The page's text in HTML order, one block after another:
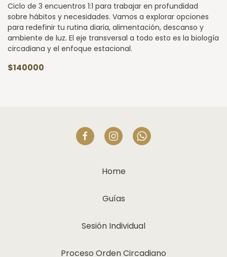
Ciclo de 3 encuentros 1:1 para trabajar en profundidad
sobre hábitos y necesidades. Vamos a explorar opciones
para redefinir tu rutina diaria, alimentación, descanso y
ambiente de luz. El eje transversal a todo esto es la biología
circadiana y el enfoque estacional.
$140000
Home
Guías
Sesión Individual
Proceso Orden Circadiano